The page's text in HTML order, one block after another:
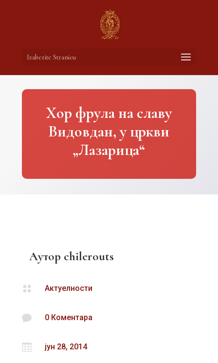
Izaberite Stranicu
Хор фрула на славу
Видовдан, у цркви
„Лазарица“
Аутор chilerouts
 Актуелности
 0 Коментара
 јун 28, 2014